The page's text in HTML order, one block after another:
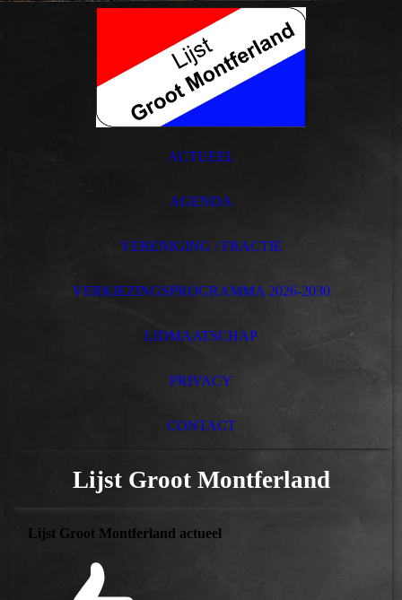
ACTUEEL
AGENDA
VERENIGING / FRACTIE
VERKIEZINGSPROGRAMMA 2026-2030
LIDMAATSCHAP
PRIVACY
CONTACT
Lijst Groot Montferland
Lijst Groot Montferland actueel